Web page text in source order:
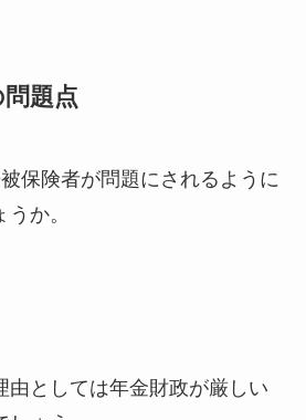
題点
保険者が問題にされるように
か。
由としては年金財政が厳しい